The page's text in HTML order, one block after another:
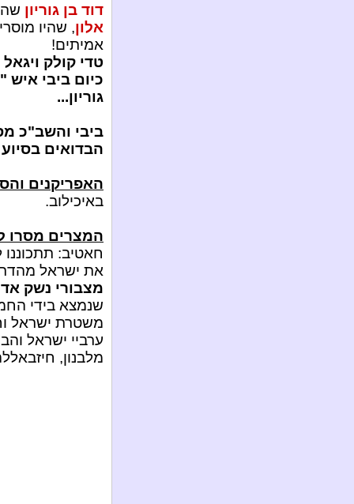
דוד בן גוריון
אלון, שהיו
אמיתים!
טדי קולק
כיום ביבי
גוריון...
ביבי והשב"כ
הבדואים
האפריקנים
באיכילוב.
המצרים מסרו
חאטיב:
את ישראל
מצבורי נשק
שנמצא בידי
משטרת ישראל
ערביי ישראל
מלבנון,